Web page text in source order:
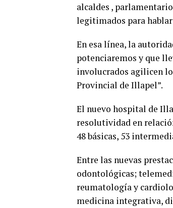
alcaldes ,
legitimados para
En esa línea, la
potenciaremos y que
involucrados agilicen
Provincial de Illapel”.
El nuevo hospital de
resolutividad en
48 básicas, 53
Entre las nuevas
odontológicas;
reumatología y
medicina integrativa,